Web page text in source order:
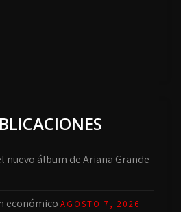
nuevo álbum de Ariana Grande
económico AGOSTO 7, 2026